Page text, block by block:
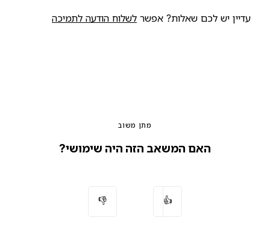
עדיין יש לכם שאלות? אפשר לשלוח הודעה לתמיכה
מתן משוב
האם המשאב הזה היה שימושי?
👍
👎